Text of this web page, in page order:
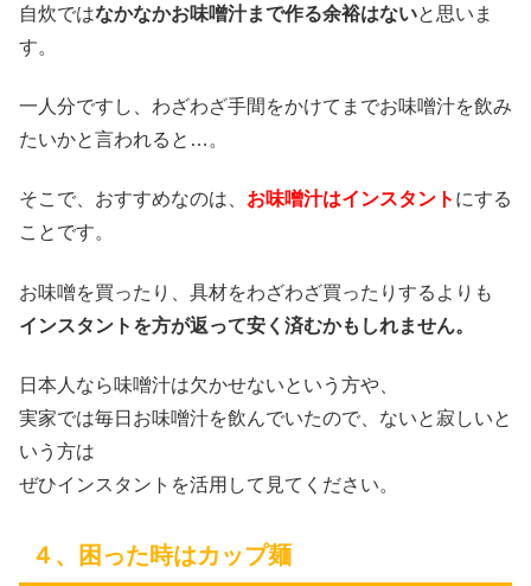
自炊ではなかなかお味噌汁まで作る余裕はないと思いま
す。
一人分ですし、わざわざ手間をかけてまでお味噌汁を飲み
たいかと言われると…。
そこで、おすすめなのは、 お味噌汁はインスタント にする
ことです。
お味噌を買ったり、具材をわざわざ買ったりするよりも
インスタントを方が返って安く済むかもしれません。
日本人なら味噌汁は欠かせないという方や、
実家では毎日お味噌汁を飲んでいたので、ないと寂しいと
いう方は
ぜひインスタントを活用して見てください。
４、困った時はカップ麺